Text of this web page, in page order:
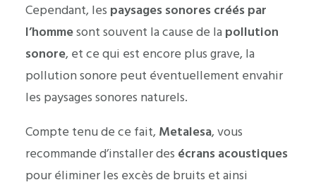
Cependant, les paysages sonores créés par
l’hommesont souvent la cause de la pollution
sonore, et ce qui est encore plus grave, la
pollution sonore peut éventuellement envahir
les paysages sonores naturels.
Compte tenu de ce fait, Metalesa, vous
recommande d’installer des écrans acoustiques
pour éliminer les excès de bruits et ainsi